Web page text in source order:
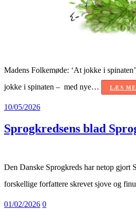
Madens Folkemøde: ‘At jokke i
jokke i spinaten – med nye…
LÆS
10/05/2026
Sprogkredsens blad
Den Danske Sprogkreds har netop
forskellige forfattere skrevet sjove og
01/02/2026 0